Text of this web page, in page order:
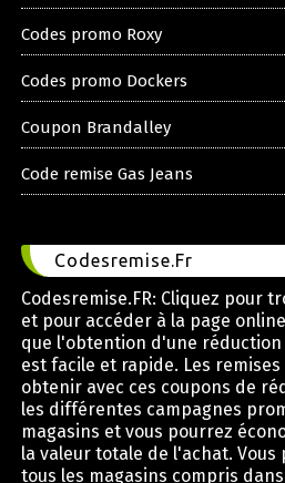
Codes promo Roxy
Codes promo Dockers
Coupon Brandalley
Code remise Gas Jeans
Codesremise.Fr
Codesremise.FR: Cliquez pour
et pour accéder à la page
que l'obtention d'une réduction
est facile et rapide. Les remises
obtenir avec ces coupons de
les différentes campagnes
magasins et vous pourrez
la valeur totale de l'achat. Vous
tous les magasins compris